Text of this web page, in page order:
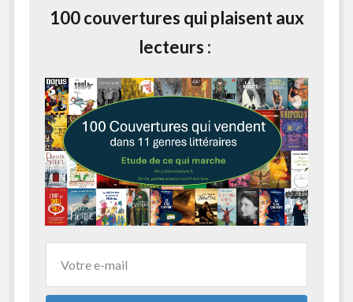
100 couvertures qui plaisent aux
lecteurs :